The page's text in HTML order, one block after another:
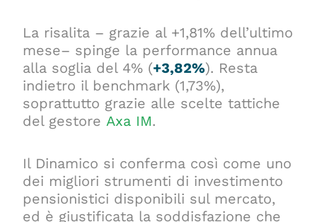
La risalita – grazie al +1,81% dell’ultimo
mese– spinge la performance annua
alla soglia del 4% (+3,82%). Resta
indietro il benchmark (1,73%),
soprattutto grazie alle scelte tattiche
del gestoreAxa IM.
Il Dinamico si conferma così come uno
dei migliori strumenti di investimento
pensionistici disponibili sul mercato,
ed è giustificata la soddisfazione che